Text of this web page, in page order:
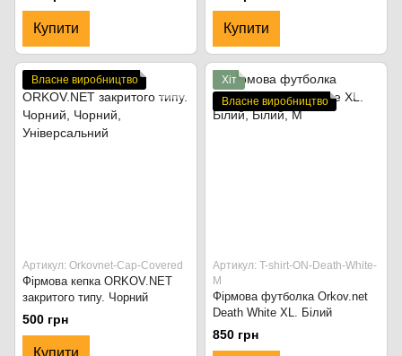
Купити Купити
Власне виробництво
Артикул: Orkovnet-Cap-Covered
Фірмова кепка ORKOV.NET
закритого типу. Чорний
500 грн
Купити
Хіт
Власне виробництво
Артикул: T-shirt-ON-Death-White-
M
Фірмова футболка Orkov.net
Death White XL. Білий
850 грн